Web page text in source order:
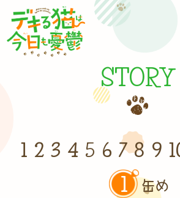
STORY
1 2 3 4 5 6 7 8 9
1 缶め